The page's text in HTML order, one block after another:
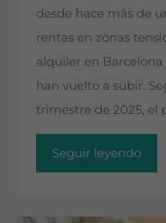
desde hace más de
rentas en zonas
alquiler en
han vuelto a subir.
trimestre de 2025, el
Seguir leyendo